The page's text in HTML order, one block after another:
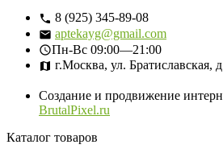
8 (925) 345-89-08
aptekayg@gmail.com
Пн-Вс 09:00—21:00
г.Москва, ул. Братиславская,
Создание и продвижение
BrutalPixel.ru
Каталог товаров